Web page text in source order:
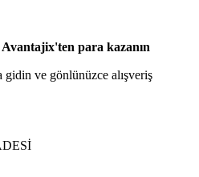
para kazanın
ve gönlünüzce alışveriş